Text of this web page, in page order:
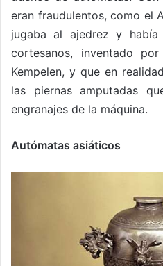
eran fraudulentos, como el
jugaba al ajedrez y
cortesanos, inventado
Kempelen, y que en
las piernas amputadas
engranajes de la máquina.
Autómatas asiáticos